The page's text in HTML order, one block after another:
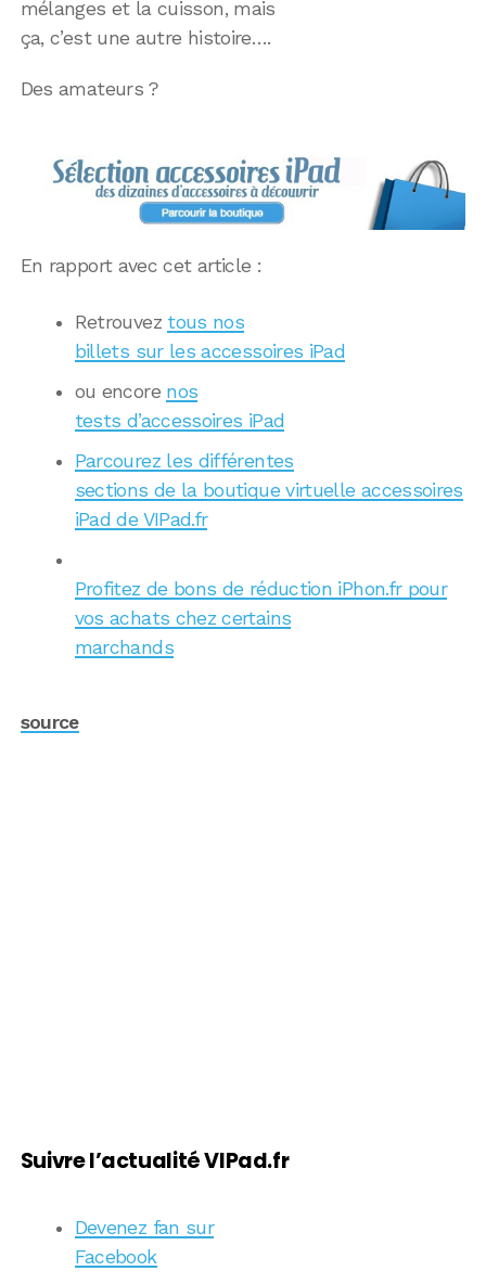
mélanges et la cuisson, mais
ça, c’est une autre histoire….
Des amateurs ?
En rapport avec cet article :
Retrouvez tous nos
billets sur les accessoires iPad
ou encore nos
tests d’accessoires iPad
Parcourez les différentes
sections de la boutique virtuelle accessoires
iPad de VIPad.fr
Profitez de bons de réduction iPhon.fr pour
vos achats chez certains
marchands
source
Suivre l’actualité VIPad.fr
Devenez fan sur
Facebook